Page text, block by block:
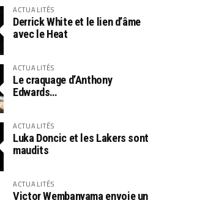
ACTUALITÉS
Derrick White et le lien d’âme
avec le Heat
ACTUALITÉS
Le craquage d’Anthony
Edwards…
ACTUALITÉS
Luka Doncic et les Lakers sont
maudits
ACTUALITÉS
Victor Wembanyama envoie un